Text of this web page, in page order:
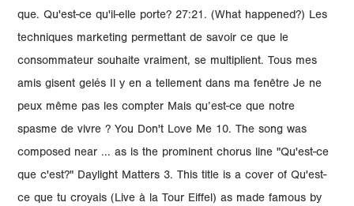
que. Qu'est-ce qu'il-elle porte? 27:21. (What happened?) Les
techniques marketing permettant de savoir ce que le
consommateur souhaite vraiment, se multiplient. Tous mes
amis gisent gelés Il y en a tellement dans ma fenêtre Je ne
peux même pas les compter Mais qu’est-ce que notre
spasme de vivre ? You Don't Love Me 10. The song was
composed near ... as is the prominent chorus line "Qu'est-ce
que c'est?" Daylight Matters 3. This title is a cover of Qu'est-
ce que tu croyais (Live à la Tour Eiffel) as made famous by